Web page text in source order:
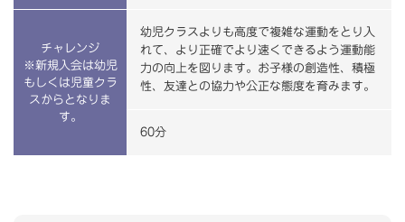
チャレンジ
※新規入会は幼児
もしくは児童クラ
スからとなりま
す。
幼児クラスよりも高度で複雑な運動をとり入
れて、より正確でより速くできるよう運動能
力の向上を図ります。お子様の創造性、積極
性、友達との協力や公正な態度を育みます。
60分